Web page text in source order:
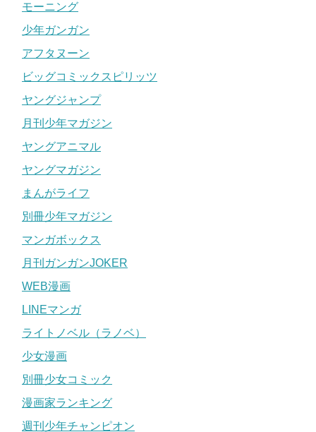
モーニング
少年ガンガン
アフタヌーン
ビッグコミックスピリッツ
ヤングジャンプ
月刊少年マガジン
ヤングアニマル
ヤングマガジン
まんがライフ
別冊少年マガジン
マンガボックス
月刊ガンガンJOKER
WEB漫画
LINEマンガ
ライトノベル（ラノベ）
少女漫画
別冊少女コミック
漫画家ランキング
週刊少年チャンピオン